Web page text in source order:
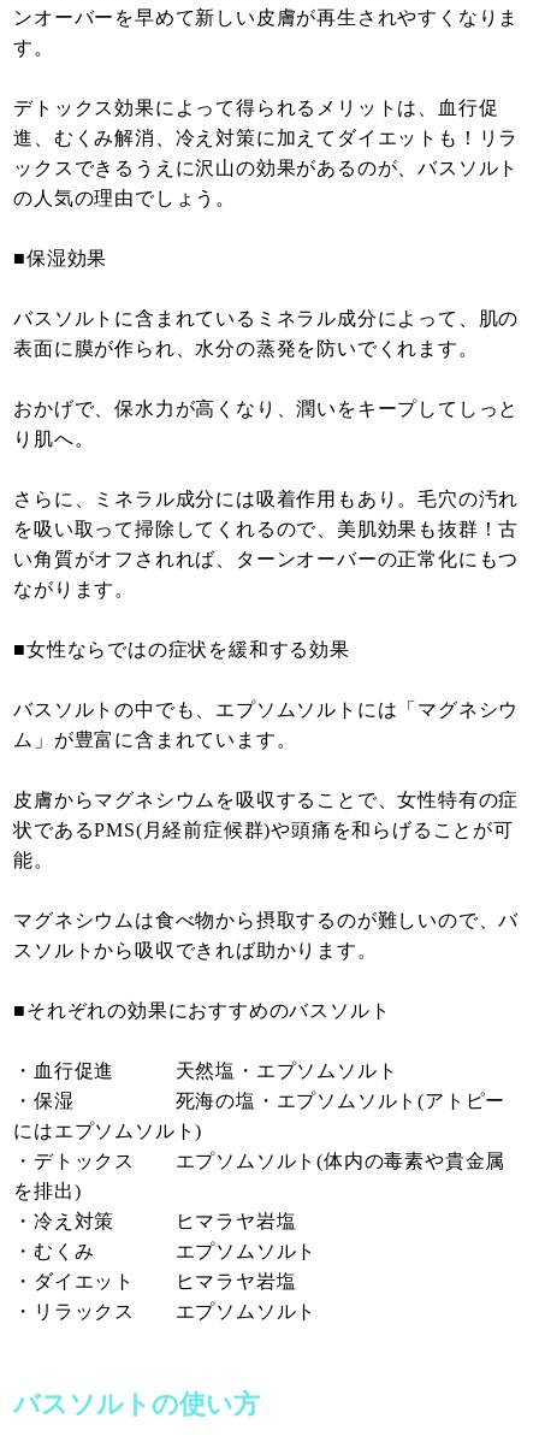
ンオーバーを早めて新しい皮膚が再生されやすくなりま
す。
デトックス効果によって得られるメリットは、血行促
進、むくみ解消、冷え対策に加えてダイエットも！リラ
ックスできるうえに沢山の効果があるのが、バスソルト
の人気の理由でしょう。
■保湿効果
バスソルトに含まれているミネラル成分によって、肌の
表面に膜が作られ、水分の蒸発を防いでくれます。
おかげで、保水力が高くなり、潤いをキープしてしっと
り肌へ。
さらに、ミネラル成分には吸着作用もあり。毛穴の汚れ
を吸い取って掃除してくれるので、美肌効果も抜群！古
い角質がオフされれば、ターンオーバーの正常化にもつ
ながります。
■女性ならではの症状を緩和する効果
バスソルトの中でも、エプソムソルトには「マグネシウ
ム」が豊富に含まれています。
皮膚からマグネシウムを吸収することで、女性特有の症
状であるPMS(月経前症候群)や頭痛を和らげることが可
能。
マグネシウムは食べ物から摂取するのが難しいので、バ
スソルトから吸収できれば助かります。
■それぞれの効果におすすめのバスソルト
・血行促進 天然塩・エプソムソルト
・保湿 死海の塩・エプソムソルト(アトピー
にはエプソムソルト)
・デトックス エプソムソルト(体内の毒素や貴金属
を排出)
・冷え対策 ヒマラヤ岩塩
・むくみ エプソムソルト
・ダイエット ヒマラヤ岩塩
・リラックス エプソムソルト
バスソルトの使い方